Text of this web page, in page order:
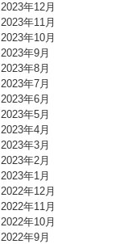
2023年12月
2023年11月
2023年10月
2023年9月
2023年8月
2023年7月
2023年6月
2023年5月
2023年4月
2023年3月
2023年2月
2023年1月
2022年12月
2022年11月
2022年10月
2022年9月